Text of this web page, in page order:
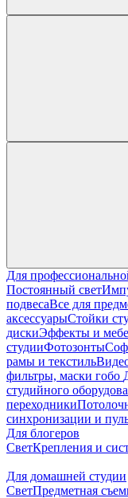
Для
Постоянный свет
подвесаВсе для
аксессуарыСтойки
дискиЭффекты и
студииФотозонты
рамы и текстиль
фильтры, маски гобо
студийного
переходники
синхронизации и
Для блогеров
СветКрепления и
Для домашней студии
СветПредметная